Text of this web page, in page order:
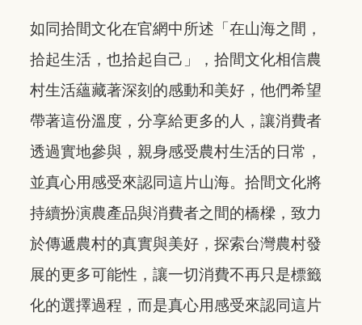
如同拾間文化在官網中所述「在山海之間，
拾起生活，也拾起自己」，拾間文化相信農
村生活蘊藏著深刻的感動和美好，他們希望
帶著這份溫度，分享給更多的人，讓消費者
透過實地參與，親身感受農村生活的日常，
並真心用感受來認同這片山海。拾間文化將
持續扮演農產品與消費者之間的橋樑，致力
於傳遞農村的真實與美好，探索台灣農村發
展的更多可能性，讓一切消費不再只是標籤
化的選擇過程，而是真心用感受來認同這片